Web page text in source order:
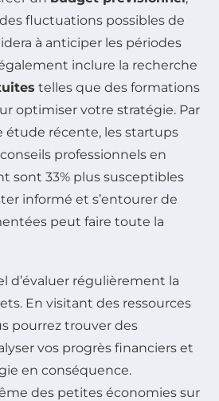
fluctuations possibles de
à anticiper les périodes
inclure la recherche
telles que des formations
optimiser votre stratégie. Par
étude récente, les startups
professionnels en
sont 33% plus susceptibles
informé et s’entourer de
peut faire toute la
d’évaluer régulièrement la
En visitant des ressources
pourrez trouver des
vos progrès financiers et
en conséquence.
des petites économies sur